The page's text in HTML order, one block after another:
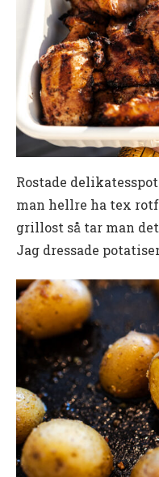
Rostade
man hellre ha tex
grillost så tar man
Jag dressade